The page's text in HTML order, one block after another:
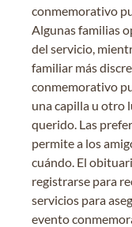
conmemorativo
Algunas familias
del servicio,
familiar más
conmemorativo
una capilla u otro
querido. Las
permite a los
cuándo. El
registrarse para
servicios para
evento